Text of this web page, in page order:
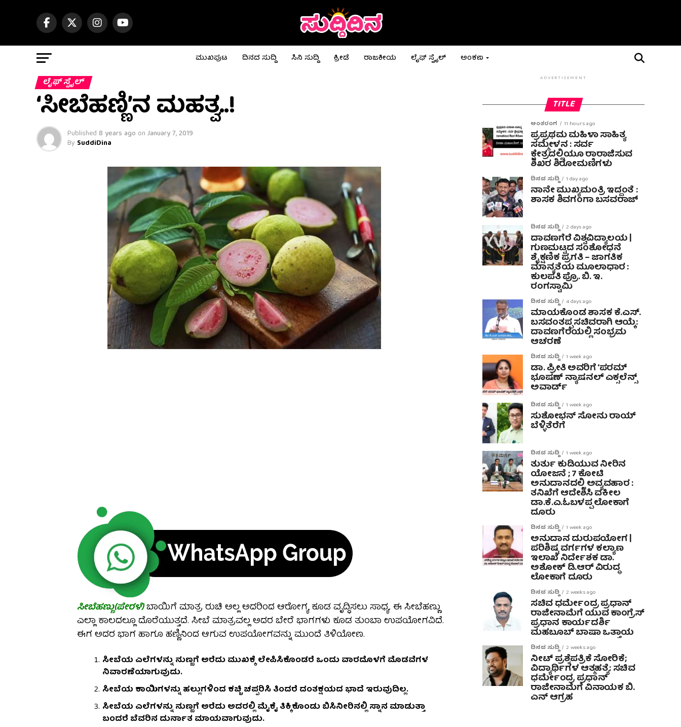
ಮುಖಪುಟ ದಿನದ ಸುದ್ದಿ ಸಿನಿ ಸುದ್ದಿ ಕ್ರೀಡೆ ರಾಜಕೀಯ ಲೈಫ್ ಸ್ಟೈಲ್ ಅಂಕಣ
ಲೈಫ್ ಸ್ಟೈಲ್
‘ಸೀಬೆಹಣ್ಣಿ’ನ ಮಹತ್ವ..!
Published 8 years ago on January 7, 2019
By SuddiDina
ಸೀಬೆಹಣ್ಣು(ಪೇರಳೆ)ಬಾಯಿಗೆ ಮಾತ್ರ ರುಚಿ ಅಲ್ಲ ಅದರಿಂದ ಆರೋಗ್ಯ ಕೂಡ ವೃದ್ಧಿಸಲು ಸಾಧ್ಯ. ಈ‌ ಸೀಬೆಹಣ್ಣು
ಎಲ್ಲಾ ಕಾಲದಲ್ಲೂ ದೊರೆಯುತ್ತದೆ. ಸೀಬೆ ಮಾತ್ರವಲ್ಲ ಅದರ ಬೇರೆ ಭಾಗಗಳು ಕೂಡ ತುಂಬಾ ಉಪಯೋಗವಿದೆ.
ಈಗ ಅದರ ಭಾಗ ಹಾಗೂ ಹಣ್ಣಿನಿಂದ ಆಗುವ ಉಪಯೋಗವನ್ನು ಮುಂದೆ ತಿಳಿಯೋಣ.
ಸೀಬೆಯ ಎಲೆಗಳನ್ನು ನುಣ್ಣಗೆ ಅರೆದು ಮುಖಕ್ಕೆ ಲೇಪಿಸಿಕೊಂಡರೆ ಒಂದು ವಾರದೊಳಗೆ ಮೊಡವೆಗಳ
ನಿವಾರಣೆಯಾಗುವುದು.
ಸೀಬೆಯ ಕಾಯಿಗಳನ್ನು ಹಲ್ಲುಗಳಿಂದ ಕಚ್ಚಿ ಚಪ್ಪರಿಸಿ ತಿಂದರೆ ದಂತಕ್ಷಯದ ಭಾದೆ ಇರುವುದಿಲ್ಲ.
ಸೀಬೆಯ ಎಲೆಗಳನ್ನು ನುಣ್ಣಗೆ ಅರೆದು ಅದರಲ್ಲಿ ಮೈಕೈ ತಿಕ್ಕಿಕೊಂಡು ಬಿಸಿನೀರಿನಲ್ಲಿ ಸ್ನಾನ ಮಾಡುತ್ತಾ
ಬಂದರೆ ಬೆವರಿನ ದುರ್ನಾತ ಮಾಯವಾಗುವುದು.
ADVERTISEMENT
TITLE
ಅಂತರಂಗ 11 hours ago
ಪ್ರಪ್ರಥಮ ಮಹಿಳಾ ಸಾಹಿತ್ಯ
ಸಮ್ಮೇಳನ : ಸರ್ವ
ಕ್ಷೇತ್ರದಲ್ಲಿಯೂ ರಾರಾಜಿಸುವ
ಶಿಖರ ಶಿರೋಮಣಿಗಳು
ದಿನದ ಸುದ್ದಿ 1 day ago
ನಾನೇ ಮುಖ್ಯಮಂತ್ರಿ ಇದ್ದಂತೆ :
ಶಾಸಕ ಶಿವಗಂಗಾ ಬಸವರಾಜ್
ದಿನದ ಸುದ್ದಿ 2 days ago
ದಾವಣಗೆರೆ ವಿಶ್ವವಿದ್ಯಾಲಯ |
ಗುಣಮಟ್ಟದ ಸಂಶೋಧನೆ
ಶೈಕ್ಷಣಿಕ ಪ್ರಗತಿ – ಜಾಗತಿಕ
ಮಾನ್ಯತೆಯ ಮೂಲಾಧಾರ :
ಕುಲಪತಿ ಪ್ರೊ. ಬಿ. ಇ.
ರಂಗಸ್ವಾಮಿ
ದಿನದ ಸುದ್ದಿ 4 days ago
ಮಾಯಕೊಂಡ ಶಾಸಕ ಕೆ.ಎಸ್.
ಬಸವಂತಪ್ಪ ಸಚಿವರಾಗಿ ಆಯ್ಕೆ:
ದಾವಣಗೆರೆಯಲ್ಲಿ ಸಂಭ್ರಮ
ಆಚರಣೆ
ದಿನದ ಸುದ್ದಿ 1 week ago
ಡಾ. ಪ್ರೀತಿ ಅವರಿಗೆ ‘ಪರಮ್
ಭೂಷಣ್ ನ್ಯಾಷನಲ್ ಎಕ್ಸಲೆನ್ಸ್
ಅವಾರ್ಡ್
ದಿನದ ಸುದ್ದಿ 1 week ago
ಸುಶೋಭನ್ ಸೋನು ರಾಯ್
ಬೆಳ್ಳಿತೆರೆಗೆ
ದಿನದ ಸುದ್ದಿ 1 week ago
ತುರ್ತು ಕುಡಿಯುವ ನೀರಿನ
ಯೋಜನೆ ; 7 ಕೋಟಿ
ಅನುದಾನದಲ್ಲಿ ಅವ್ಯವಹಾರ :
ತನಿಖೆಗೆ ಆದೇಶಿಸಿ ವಕೀಲ
ಡಾ‌.ಕೆ.ಎ.ಓಬಳಪ್ಪ ಲೋಕಾಗೆ
ದೂರು
ದಿನದ ಸುದ್ದಿ 1 week ago
ಅನುದಾನ ದುರುಪಯೋಗ |
ಪರಿಶಿಷ್ಟ ವರ್ಗಗಳ ಕಲ್ಯಾಣ
ಇಲಾಖೆ ನಿರ್ದೇಶಕ ಡಾ.
ಅಶೋಕ್ ಡಿ.ಆರ್ ವಿರುದ್ಧ
ಲೋಕಾಗೆ ದೂರು
ದಿನದ ಸುದ್ದಿ 2 weeks ago
ಸಚಿವ ಧರ್ಮೇಂದ್ರ ಪ್ರಧಾನ್
ರಾಜೀನಾಮೆಗೆ ಯುವ ಕಾಂಗ್ರೆಸ್
ಪ್ರಧಾನ ಕಾರ್ಯದರ್ಶಿ
ಮಹಬೂಬ್ ಬಾಷಾ ಒತ್ತಾಯ
ದಿನದ ಸುದ್ದಿ 2 weeks ago
ನೀಟ್ ಪ್ರಶ್ನೆಪತ್ರಿಕೆ ಸೋರಿಕೆ;
ವಿದ್ಯಾರ್ಥಿಗಳ ಆತ್ಮಹತ್ಯೆ: ಸಚಿವ
ಧರ್ಮೇಂದ್ರ ಪ್ರಧಾನ್‌
ರಾಜೀನಾಮೆಗೆ ವಿನಾಯಕ ಬಿ.
ಎನ್ ಆಗ್ರಹ